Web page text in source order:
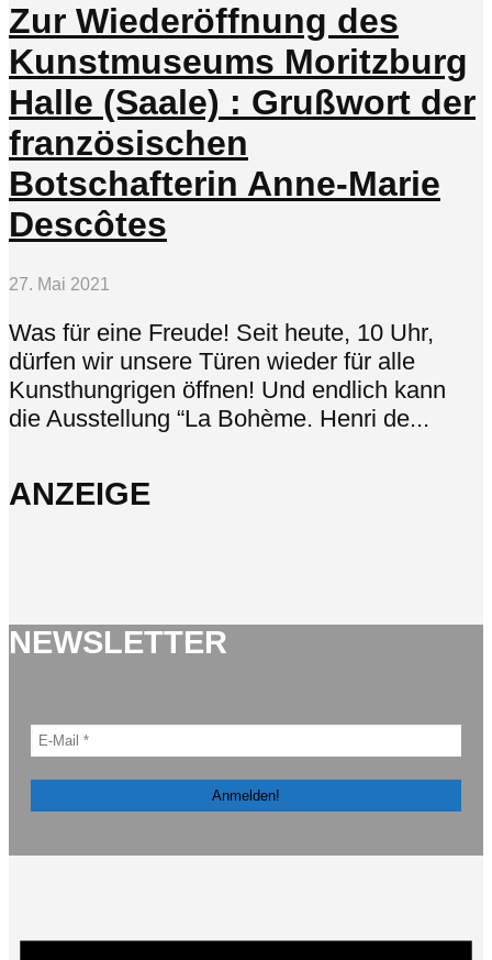
Zur Wiederöffnung des
Kunstmuseums Moritzburg
Halle (Saale) : Grußwort der
französischen
Botschafterin Anne-Marie
Descôtes
27. Mai 2021
Was für eine Freude! Seit heute, 10 Uhr,
dürfen wir unsere Türen wieder für alle
Kunsthungrigen öffnen! Und endlich kann
die Ausstellung “La Bohème. Henri de...
ANZEIGE
NEWSLETTER